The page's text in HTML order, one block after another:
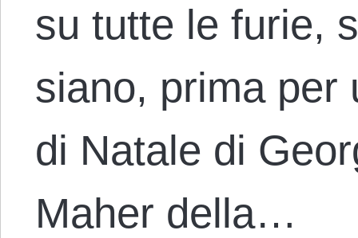
su tutte le furie,
siano, prima per
di Natale di
Maher della…